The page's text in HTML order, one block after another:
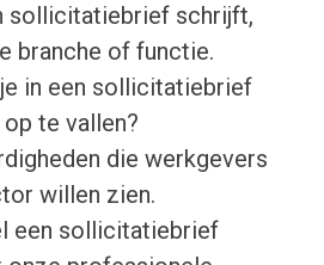
sollicitatiebrief schrijft,
branche of functie.
in een sollicitatiebrief
te vallen?
die werkgevers
willen zien.
een sollicitatiebrief